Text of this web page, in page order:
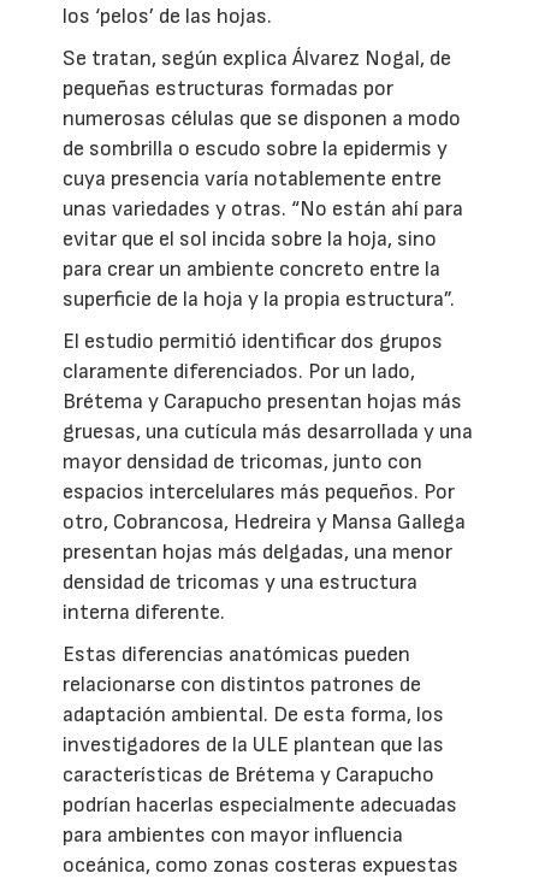
los ‘pelos’ de las hojas.
Se tratan, según explica Álvarez Nogal, de
pequeñas estructuras formadas por
numerosas células que se disponen a modo
de sombrilla o escudo sobre la epidermis y
cuya presencia varía notablemente entre
unas variedades y otras. “No están ahí para
evitar que el sol incida sobre la hoja, sino
para crear un ambiente concreto entre la
superficie de la hoja y la propia estructura”.
El estudio permitió identificar dos grupos
claramente diferenciados. Por un lado,
Brétema y Carapucho presentan hojas más
gruesas, una cutícula más desarrollada y una
mayor densidad de tricomas, junto con
espacios intercelulares más pequeños. Por
otro, Cobrancosa, Hedreira y Mansa Gallega
presentan hojas más delgadas, una menor
densidad de tricomas y una estructura
interna diferente.
Estas diferencias anatómicas pueden
relacionarse con distintos patrones de
adaptación ambiental. De esta forma, los
investigadores de la ULE plantean que las
características de Brétema y Carapucho
podrían hacerlas especialmente adecuadas
para ambientes con mayor influencia
oceánica, como zonas costeras expuestas